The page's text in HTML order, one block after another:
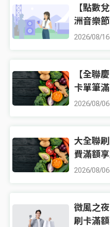
【點數
洲音樂
2026/08/16
【全聯
卡單筆
2026/08/06
大全聯
費滿額
2026/08/06
微風之夜
刷卡滿